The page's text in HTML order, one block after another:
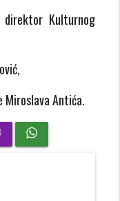
direktor Kulturnog
Miroslava Antića.